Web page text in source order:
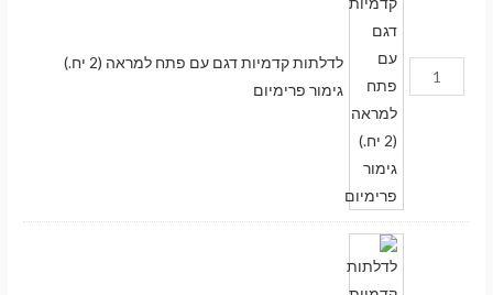
לדלתות קדמיות דגם עם פתח למראה (2 יח.)
גימור פרימיום